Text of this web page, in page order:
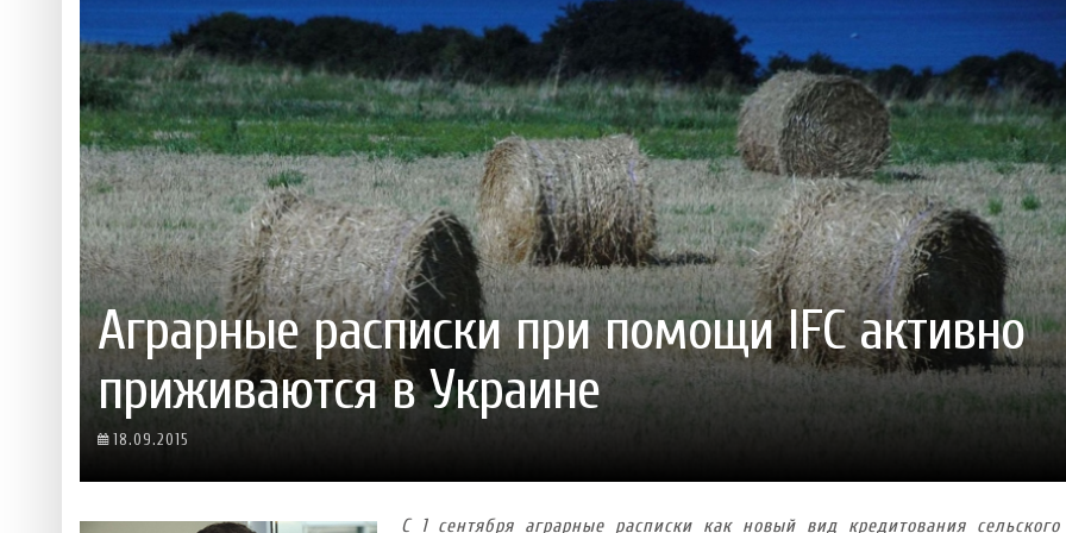
Ніжність, що смакує до чаю: новинка зефір від власної ТМ Varto вже у VARUS
Солодкий настрій у кожному шматочку: халва власної ТМ Varto вже у VARUS - 10.10.2025
VARUS запускає космічний Сирний фестиваль - 29.09.2025
Пивоколада від MAUDAU: як затримати літо в келиху - 22.09.2025
Який алкоголь підходить вашому знаку зодіаку: розбір астролога і керуючого баром - 23.03.2026
РОЗБІР АСТРОЛОГА І КЕРУЮЧОГО БАРОМ
ІДЕАЛЬНИЙ ДАЙКІРІ
ПЕЧИВО «ФРУТТАНЧИК» СПРОБУЙ ЗІ ЗНИЖКОЮ -40 %
400 ПОЗИЦІЙ,
Аграрные расписки при помощи IFC активно
приживаются в Украине
18.09.2015
С 1 сентября аграрные расписки как новый вид кредитования сельского